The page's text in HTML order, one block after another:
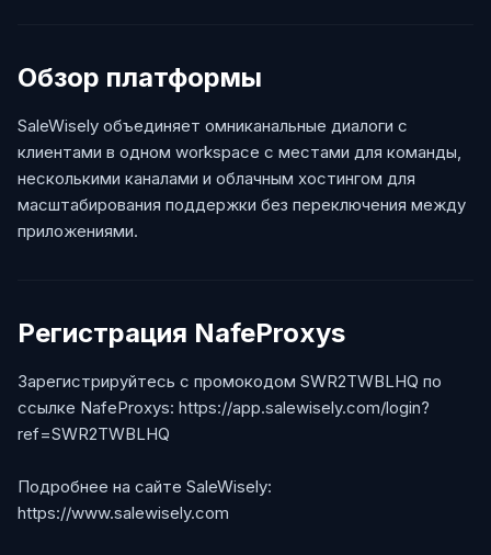
Обзор платформы
SaleWisely объединяет омниканальные диалоги с
клиентами в одном workspace с местами для команды,
несколькими каналами и облачным хостингом для
масштабирования поддержки без переключения между
приложениями.
Регистрация NafeProxys
Зарегистрируйтесь с промокодом SWR2TWBLHQ по
ссылке NafeProxys: https://app.salewisely.com/login?
ref=SWR2TWBLHQ
Подробнее на сайте SaleWisely:
https://www.salewisely.com